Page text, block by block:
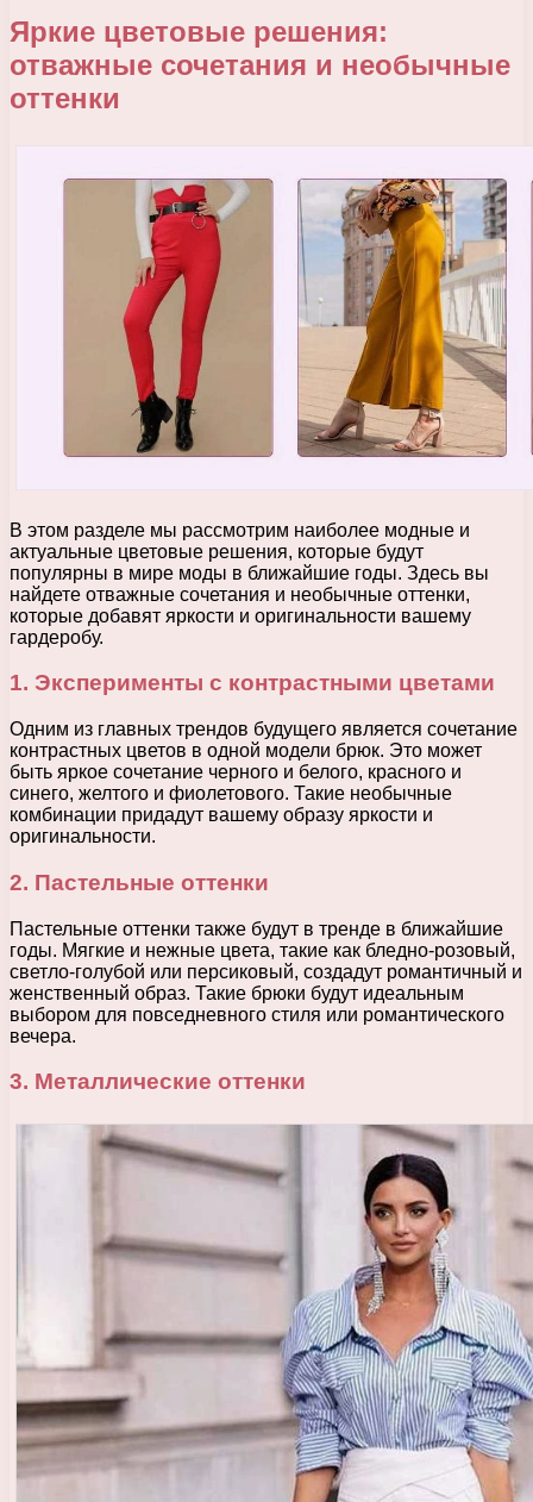
Яркие цветовые решения:
отважные сочетания и необычные
оттенки
В этом разделе мы рассмотрим наиболее модные и
актуальные цветовые решения, которые будут
популярны в мире моды в ближайшие годы. Здесь вы
найдете отважные сочетания и необычные оттенки,
которые добавят яркости и оригинальности вашему
гардеробу.
1. Эксперименты с контрастными цветами
Одним из главных трендов будущего является сочетание
контрастных цветов в одной модели брюк. Это может
быть яркое сочетание черного и белого, красного и
синего, желтого и фиолетового. Такие необычные
комбинации придадут вашему образу яркости и
оригинальности.
2. Пастельные оттенки
Пастельные оттенки также будут в тренде в ближайшие
годы. Мягкие и нежные цвета, такие как бледно-розовый,
светло-голубой или персиковый, создадут романтичный и
женственный образ. Такие брюки будут идеальным
выбором для повседневного стиля или романтического
вечера.
3. Металлические оттенки